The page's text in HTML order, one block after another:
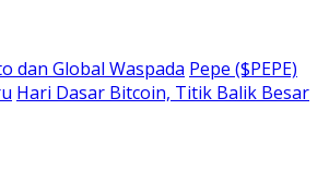
dan Global Waspada Pepe ($PEPE)
Hari Dasar Bitcoin, Titik Balik Besar